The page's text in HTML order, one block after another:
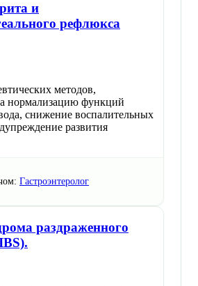
и
рефлюкса
методов,
нормализацию функций
снижение воспалительных
развития
Гастроэнтеролог
раздраженного